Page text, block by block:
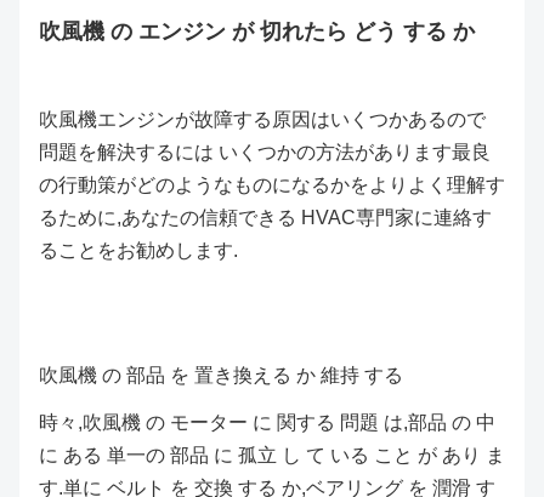
吹風機 の エンジン が 切れたら どう する か
吹風機エンジンが故障する原因はいくつかあるので
問題を解決するには いくつかの方法があります最良
の行動策がどのようなものになるかをよりよく理解す
るために,あなたの信頼できる HVAC専門家に連絡す
ることをお勧めします.
吹風機 の 部品 を 置き換える か 維持 する
時々,吹風機 の モーター に 関する 問題 は,部品 の 中
に ある 単一の 部品 に 孤立 し て いる こと が あり ま
す.単に ベルト を 交換 する か,ベアリング を 潤滑 す